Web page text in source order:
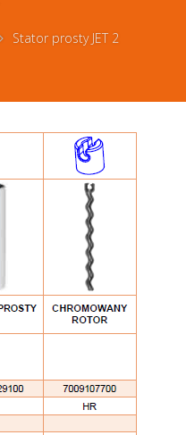
Stator prosty JET 2